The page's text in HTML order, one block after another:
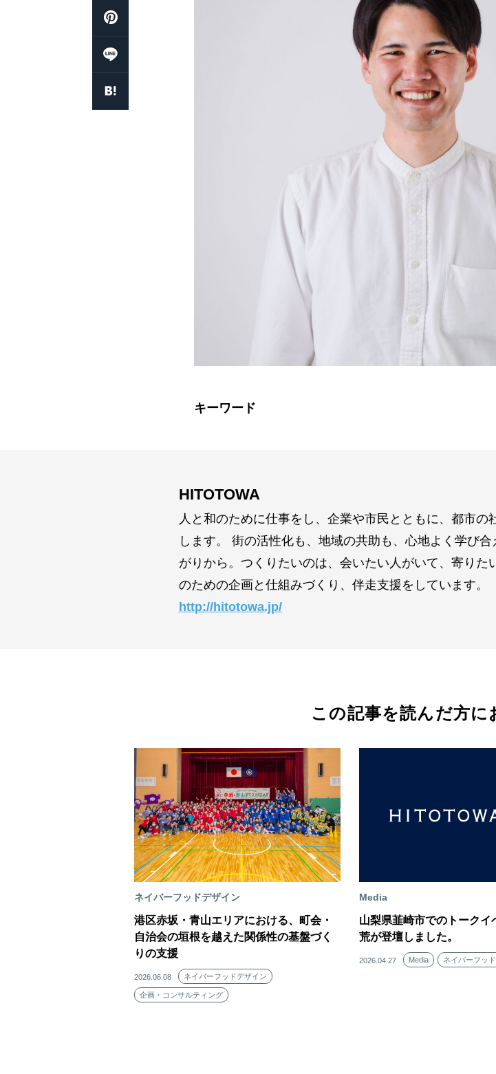
キーワード
HITOTOWA
人と和のために仕事をし、企業や市民とともに、都市の
します。 街の活性化も、地域の共助も、心地よく学び
がりから。つくりたいのは、会いたい人がいて、寄りた
のための企画と仕組みづくり、伴走支援をしています。
http://hitotowa.jp/
この記事を読んだ方に
ネイバーフッドデザイン
港区赤坂・青山エリアにおける、町会・
自治会の垣根を越えた関係性の基盤づく
りの支援
2026.06.08 ネイバーフッドデザイン
企画・コンサルティング
Media
山梨県韮崎市でのトークイ
荒が登壇しました。
2026.04.27 Media ネイバーフッ